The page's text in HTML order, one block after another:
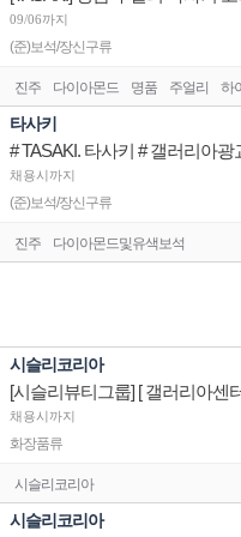
09/06까지
(준)보석/장신구류
진주 다이아몬드 명품 주얼리 하
타사키
# TASAKI. 타사키 # 갤러리아
채용시까지
(준)보석/장신구류
진주 다이아몬드및유색보석
시슬리코리아
[시슬리뷰티그룹] [ 갤러리아센
채용시까지
화장품류
시슬리코리아
시슬리코리아